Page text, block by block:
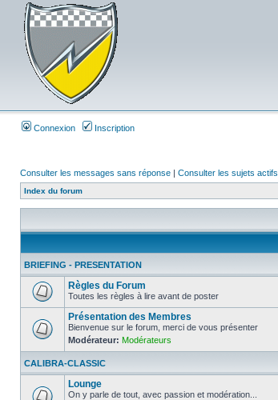
Connexion Inscription
Consulter les messages sans réponse | Consulter les sujets actifs
Index du forum
BRIEFING - PRESENTATION
Règles du Forum
Toutes les règles à lire avant de poster
Présentation des Membres
Bienvenue sur le forum, merci de vous présenter
Modérateur: Modérateurs
CALIBRA-CLASSIC
Lounge
On y parle de tout, avec passion et modération...